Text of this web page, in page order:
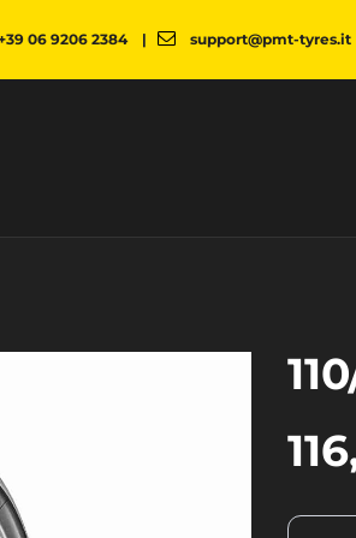
06 9206 2384| support@pmt-tyres.it